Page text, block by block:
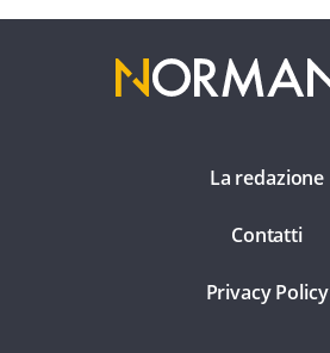
La redazione
Contatti
Privacy Policy